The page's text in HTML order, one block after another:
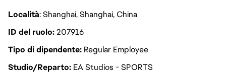
Località: Shanghai, Shanghai, China
ID del ruolo207916
Tipo di dipendente Regular Employee
Studio/Reparto EA Studios - SPORTS